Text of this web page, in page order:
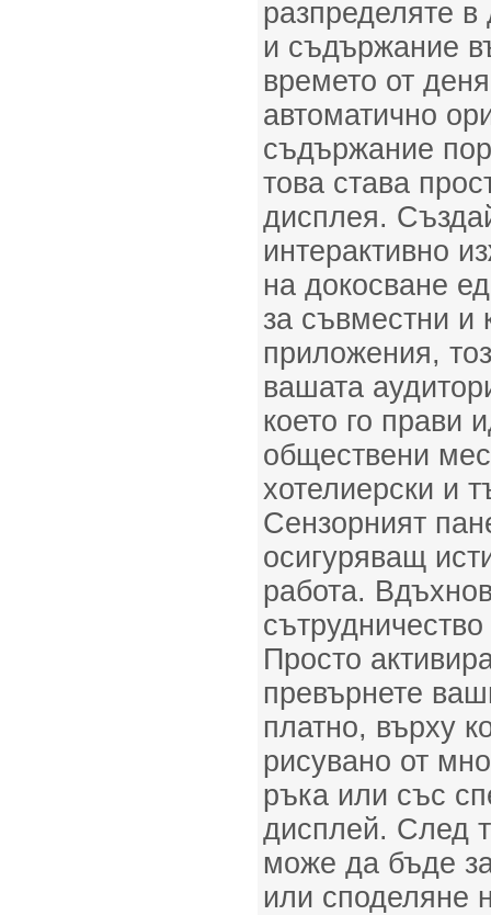
разпределяте
и съдържание
времето от
автоматично
съдържание
това става
дисплея.
интерактивно
на докосване
за съвместни и
приложения,
вашата
което го прави
обществени
хотелиерски и
Сензорният
осигуряващ
работа.
Просто
превърнете
платно, върху
рисувано от
ръка или със
дисплей. След
може да бъде
или споделяне